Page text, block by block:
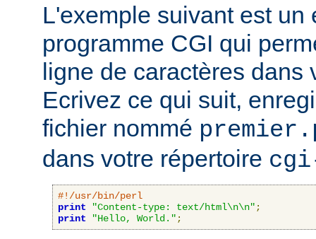
L'exemple suivant est un
programme CGI qui
ligne de caractères dans
Ecrivez ce qui suit,
fichier nommé
dans votre répertoire
#!/usr/bin/perl
print
"Content-type: text/html\n\n" ;
print
"Hello, World." ;